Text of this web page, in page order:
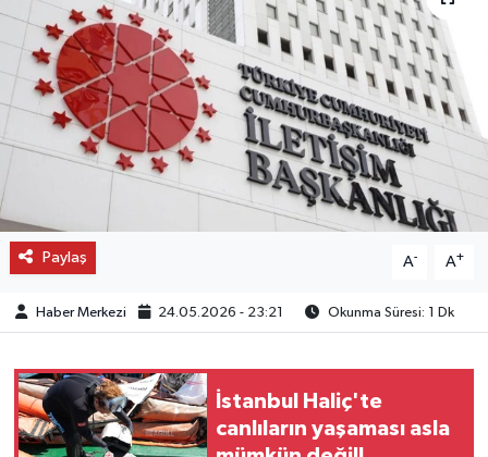
Paylaş A- A+
Haber Merkezi 24.05.2026 - 23:21 Okunma Süresi: 1 Dk
İstanbul Haliç'te
canlıların yaşaması asla
SPOR
FİNANS